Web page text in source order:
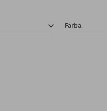
Farba